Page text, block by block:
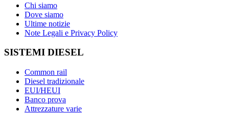
Chi siamo
Dove siamo
Ultime notizie
Note Legali e Privacy Policy
SISTEMI DIESEL
Common rail
Diesel tradizionale
EUI/HEUI
Banco prova
Attrezzature varie